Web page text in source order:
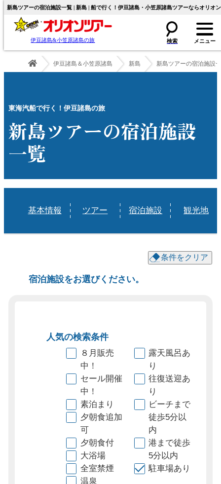
新島ツアーの宿泊施設一覧 | 新島 | 船で行く！伊豆諸島・小笠原諸島ツアーならオリオ
伊豆諸島&小笠原諸島の旅
伊豆諸島＆小笠原諸島 新島 新島ツアーの宿泊施設
東海汽船で行く！伊豆諸島の旅
新島ツアーの宿泊施設
一覧
基本情報 ツアー 宿泊施設 観光地
条件をクリア
宿泊施設をお選びください。
人気の検索条件
８月販売
中！
セール開催
中！
素泊まり
夕朝食追加
可
夕朝食付
大浴場
全室禁煙
温泉
露天風呂あ
り
往復送迎あ
り
ビーチまで
徒歩5分以
内
港まで徒歩
5分以内
駐車場あり